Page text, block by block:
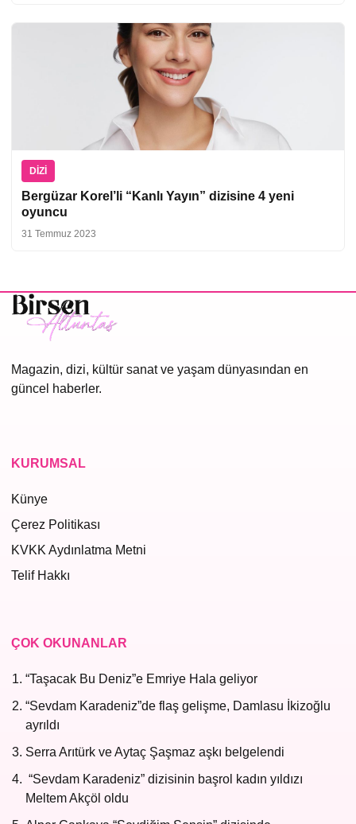
DIZI
Bergüzar Korel’li “Kanlı Yayın” dizisine 4 yeni
oyuncu
31 Temmuz 2023
Magazin, dizi, kültür sanat ve yaşam dünyasından en
güncel haberler.
KURUMSAL
Künye
Çerez Politikası
KVKK Aydınlatma Metni
Telif Hakkı
ÇOK OKUNANLAR
“Taşacak Bu Deniz”e Emriye Hala geliyor
“Sevdam Karadeniz”de flaş gelişme, Damlasu İkizoğlu
ayrıldı
Serra Arıtürk ve Aytaç Şaşmaz aşkı belgelendi
“Sevdam Karadeniz” dizisinin başrol kadın yıldızı
Meltem Akçöl oldu